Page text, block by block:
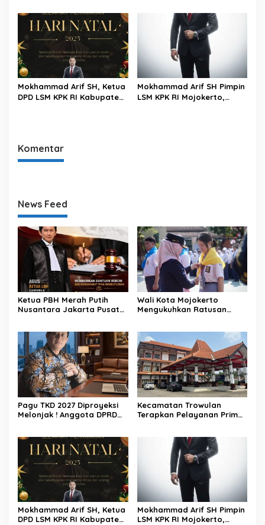
Ingatkan Pemkab
Selaraskan UU HKPD
Mokhammad Arif SH, Ketua
DPD LSM KPK RI Kabupaten
Mokhammad Arif SH Pimpin
LSM KPK RI Mojokerto,
Komentar
News Feed
Ketua PBH Merah Putih
Nusantara Jakarta Pusat
Kecamatan Kumpai Raya
Wali Kota Mojokerto
Mengukuhkan Ratusan
Pagu TKD 2027 Diproyeksi
Melonjak ! Anggota DPRD
Selaraskan UU HKPD
Kecamatan Trowulan
Terapkan Pelayanan Prima,
Mokhammad Arif SH, Ketua
DPD LSM KPK RI Kabupaten
Mokhammad Arif SH Pimpin
LSM KPK RI Mojokerto,